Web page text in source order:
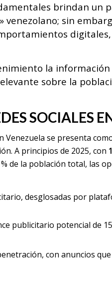
brindan un
venezolano; sin
la
sobre la
SOCIALES
Venezuela se presenta
A principios de 2025, con
de la población total, las
desglosadas por
publicitario potencial de
con anuncios